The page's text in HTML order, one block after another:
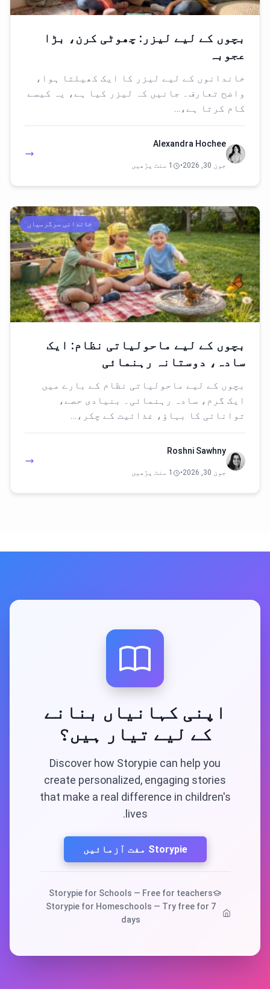
بچوں کے لیے لیزر: چھوٹی کرن، بڑا
عجوبہ
خاندانوں کے لیے لیزر کا ایک کھیلتا ہوا،
واضح تعارف۔ جانیں کہ لیزر کیا ہے، یہ کیسے
کام کرتا ہے،…
Alexandra Hochee
جون 30, 2026 • 1 منٹ پڑھیں
خاندانی سرگرمیاں
بچوں کے لیے ماحولیاتی نظام: ایک
سادہ، دوستانہ رہنمائی
بچوں کے لیے ماحولیاتی نظام کے بارے میں
ایک گرم، سادہ رہنمائی۔ بنیادی حصے،
توانائی کا بہاؤ، غذائیت کے چکر،…
Roshni Sawhny
جون 30, 2026 • 1 منٹ پڑھیں
اپنی کہانیاں بنانے
کے لیے تیار ہیں؟
Discover how Storypie can help you
create personalized, engaging stories
that make a real difference in children's
lives.
Storypie مفت آزمائیں
Storypie for Schools — Free for teachers
Storypie for Homeschools — Try free for 7
days